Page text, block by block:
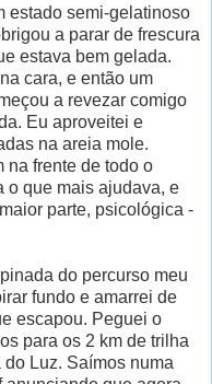
estado semi-gelatinoso
a parar de frescura
estava bem gelada.
cara, e então um
a revezar comigo
Eu aproveitei e
na areia mole.
na frente de todo o
o que mais ajudava, e
parte, psicológica -
do percurso meu
fundo e amarrei de
escapou. Peguei o
para os 2 km de trilha
Luz. Saímos numa